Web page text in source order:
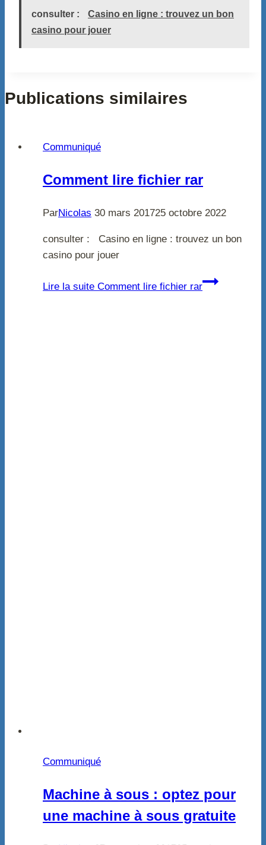
consulter :
Casino en ligne : trouvez un bon
casino pour jouer
Publications similaires
Communiqué
Comment lire fichier rar
ParNicolas 30 mars 201725 octobre 2022
consulter : Casino en ligne : trouvez un bon
casino pour jouer
Lire la suite Comment lire fichier rar
Communiqué
Machine à sous : optez pour
une machine à sous gratuite